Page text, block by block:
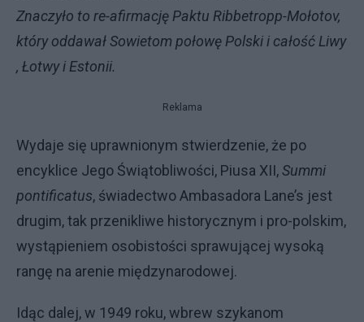
Znaczyło to re-afirmację Paktu Ribbetropp-Mołotov,
który oddawał Sowietom połowę Polski i całość Liwy
, Łotwy i Estonii.
Reklama
Wydaje się uprawnionym stwierdzenie, że po
encyklice Jego Świątobliwości, Piusa XII,Summi
pontificatus, świadectwo Ambasadora Lane’s jest
drugim, tak przenikliwe historycznym i pro-polskim,
wystąpieniem osobistości sprawującej wysoką
rangę na arenie międzynarodowej.
Idąc dalej, w 1949 roku, wbrew szykanom